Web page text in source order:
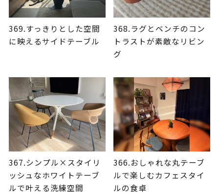
369.すっきりとした空間
に映えるサイドテーブル
368.ラグとベンチのコン
トラストが素敵なリビン
グ
367.シンプル×スタイリ
ッシュなホワイトテーブ
ルで叶える洗練空間
366.おしゃれな丸テーブ
ルで楽しむカフェスタイ
ルの食卓